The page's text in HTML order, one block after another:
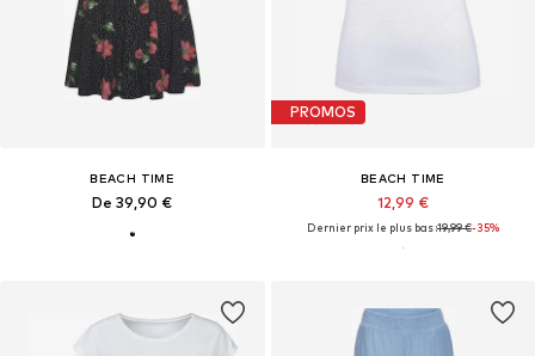
BEACH TIME
De 39,90 €
PROMOS
BEACH TIME
12,99 €
Dernier prix le plus bas :19,99 €-35%